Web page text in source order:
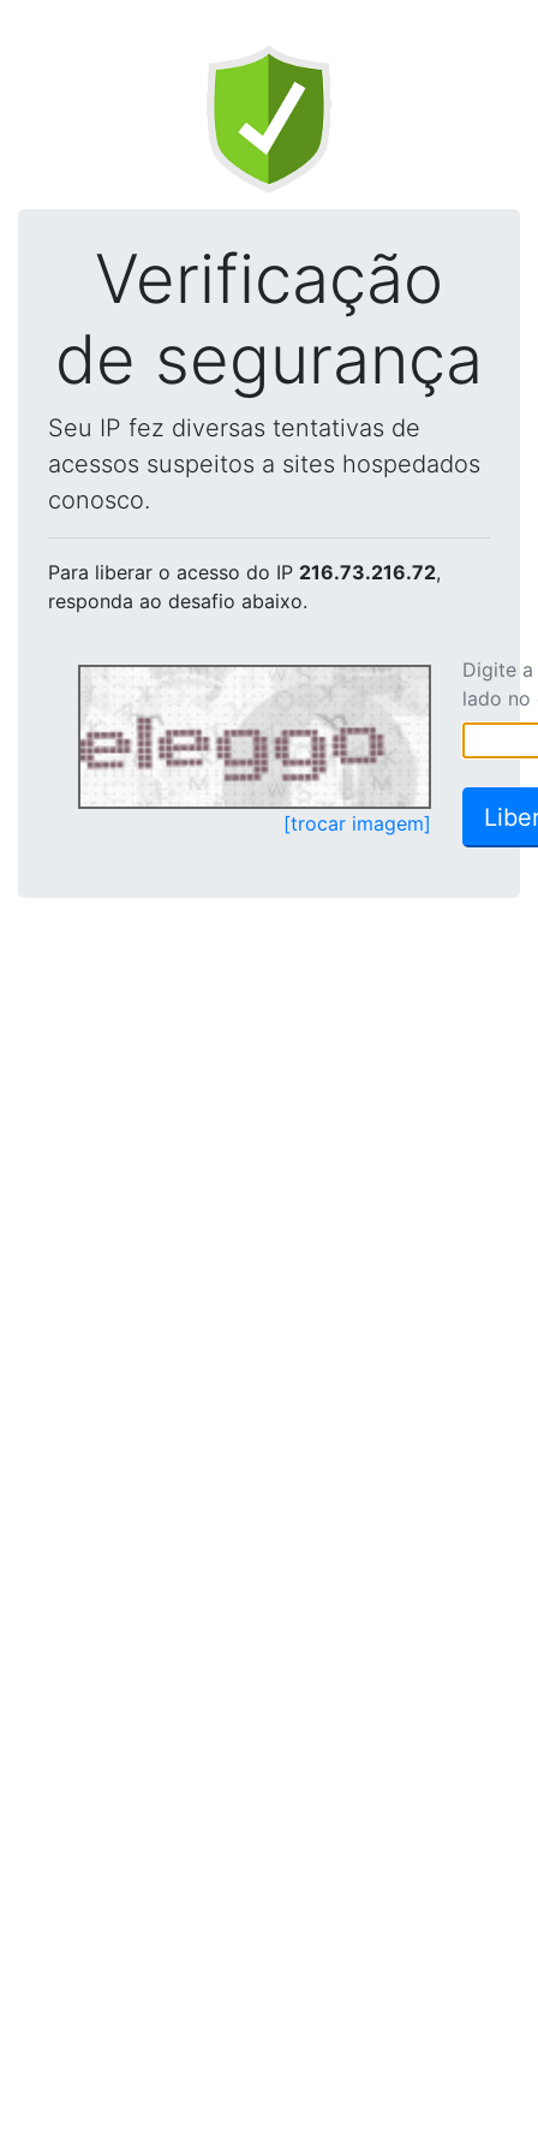
Verificação
de segurança
Seu IP fez diversas tentativas de
acessos suspeitos a sites hospedados
conosco.
Para liberar o acesso do IP 216.73.216.72,
responda ao desafio abaixo.
[trocar imagem]
Digite
lado no